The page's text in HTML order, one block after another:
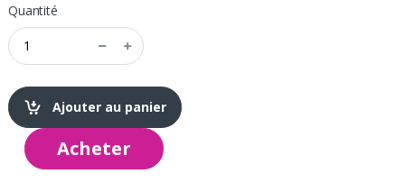
Quantité
Ajouter au panier
Acheter